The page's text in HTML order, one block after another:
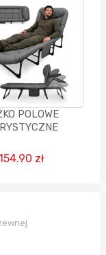
POLOWE
zł